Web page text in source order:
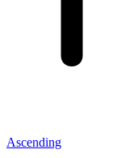
Ascending